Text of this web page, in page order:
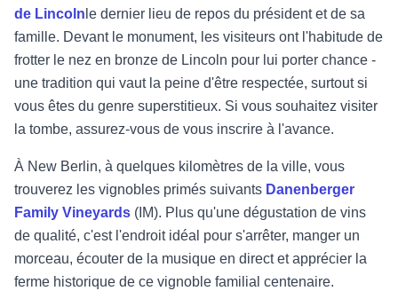
de Lincoln le dernier lieu de repos du président et de sa
famille. Devant le monument, les visiteurs ont l'habitude de
frotter le nez en bronze de Lincoln pour lui porter chance -
une tradition qui vaut la peine d'être respectée, surtout si
vous êtes du genre superstitieux. Si vous souhaitez visiter
la tombe, assurez-vous de vous inscrire à l'avance.
À New Berlin, à quelques kilomètres de la ville, vous
trouverez les vignobles primés suivants Danenberger
Family Vineyards (IM). Plus qu'une dégustation de vins
de qualité, c'est l'endroit idéal pour s'arrêter, manger un
morceau, écouter de la musique en direct et apprécier la
ferme historique de ce vignoble familial centenaire.